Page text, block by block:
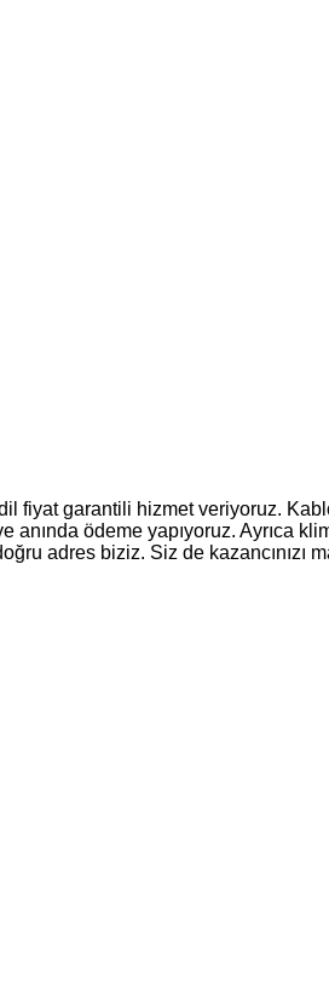
fiyat garantili hizmet veriyoruz.
anında ödeme yapıyoruz. Ayrıca
adres biziz. Siz de kazancınızı